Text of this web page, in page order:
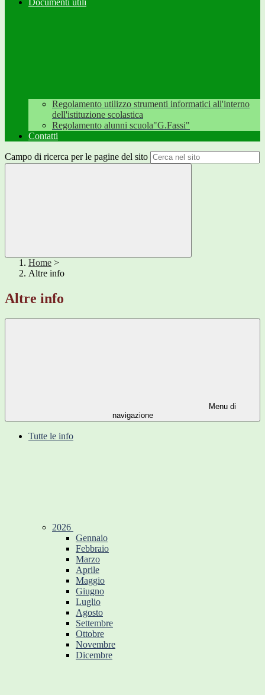
Documenti utili
Regolamento utilizzo strumenti informatici all'interno
dell'istituzione scolastica
Regolamento alunni scuola"G.Fassi"
Contatti
Campo di ricerca per le pagine del sito
Home >
Altre info
Altre info
Menu di
navigazione
Tutte le info
2026
Gennaio
Febbraio
Marzo
Aprile
Maggio
Giugno
Luglio
Agosto
Settembre
Ottobre
Novembre
Dicembre